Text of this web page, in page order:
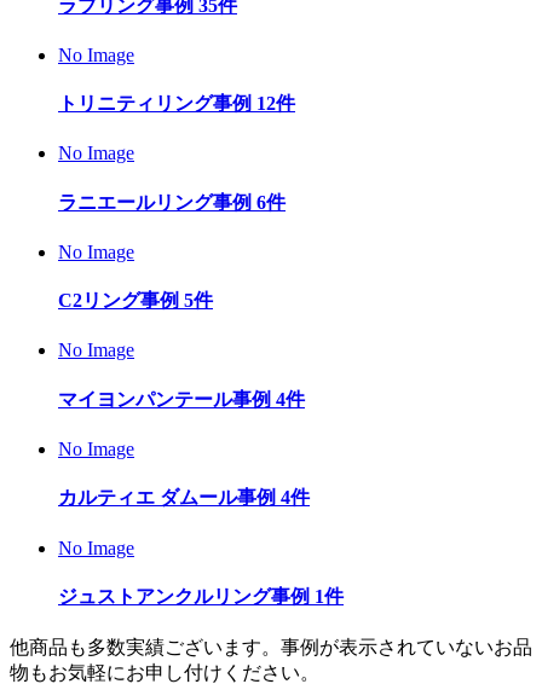
ラブリング事例 35件
No Image
トリニティリング事例 12件
No Image
ラニエールリング事例 6件
No Image
C2リング事例 5件
No Image
マイヨンパンテール事例 4件
No Image
カルティエ ダムール事例 4件
No Image
ジュストアンクルリング事例 1件
他商品も多数実績ございます。事例が表示されていないお品
物もお気軽にお申し付けください。